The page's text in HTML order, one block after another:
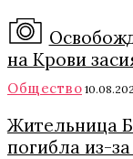
на Крови
Общество
Жительница
погибла из-